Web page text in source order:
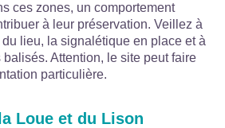
ces zones, un comportement
à leur préservation. Veillez à
lieu, la signalétique en place et à
Attention, le site peut faire
particulière.
Loue et du Lison